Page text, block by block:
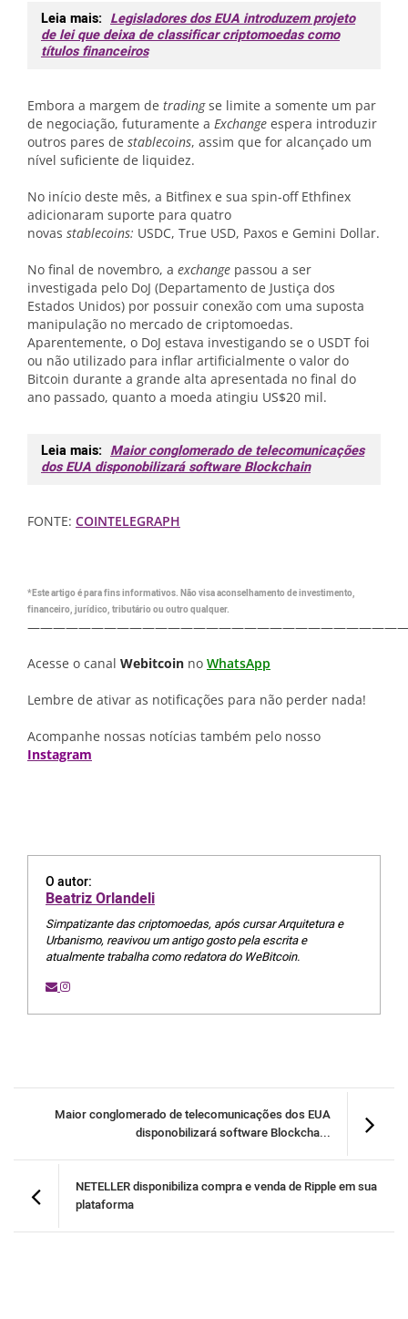
Leia mais: Legisladores dos EUA introduzem projeto
de lei que deixa de classificar criptomoedas como
títulos financeiros
Embora a margem de tradingse limite a somente um par
de negociação, futuramente a Exchange espera introduzir
outros pares de stablecoins, assim que for alcançado um
nível suficiente de liquidez.
No início deste mês, a Bitfinex e sua spin-off Ethfinex
adicionaram suporte para quatro
novas stablecoins: USDC, True USD, Paxos e Gemini Dollar.
No final de novembro, a exchange passou a ser
investigada pelo DoJ (Departamento de Justiça dos
Estados Unidos) por possuir conexão com uma suposta
manipulação no mercado de criptomoedas.
Aparentemente, o DoJ estava investigando se o USDT foi
ou não utilizado para inflar artificialmente o valor do
Bitcoin durante a grande alta apresentada no final do
ano passado, quanto a moeda atingiu US$20 mil.
Leia mais: Maior conglomerado de telecomunicações
dos EUA disponobilizará software Blockchain
FONTE: COINTELEGRAPH
*Este artigo é para fins informativos. Não visa aconselhamento de investimento,
financeiro, jurídico, tributário ou outro qualquer.
Acesse o canal Webitcoin no WhatsApp
Lembre de ativar as notificações para não perder nada!
Acompanhe nossas notícias também pelo nosso
Instagram
O autor:
Beatriz Orlandeli
Simpatizante das criptomoedas, após cursar Arquitetura e
Urbanismo, reavivou um antigo gosto pela escrita e
atualmente trabalha como redatora do WeBitcoin.
Maior conglomerado de telecomunicações dos EUA
disponobilizará software Blockcha...
NETELLER disponibiliza compra e venda de Ripple em sua
plataforma